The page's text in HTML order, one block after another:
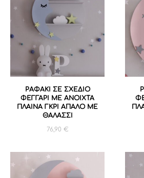
ΡΑΦΑΚΙ ΣΕ ΣΧΕΔΙΟ
ΦΕΓΓΑΡΙ ΜΕ ΑΝΟΙΧΤΑ
ΠΛΑΙΝΑ ΓΚΡΙ ΑΠΑΛΟ ΜΕ
ΘΑΛΑΣΣΙ
76,90 €